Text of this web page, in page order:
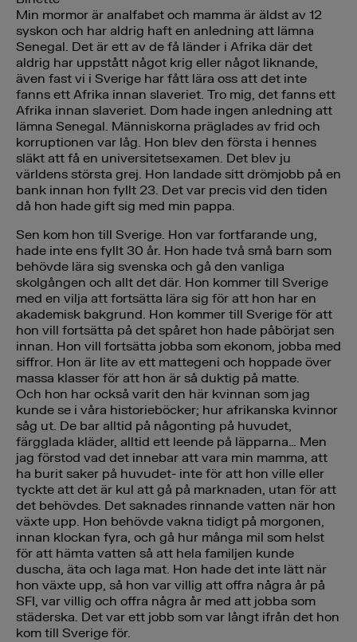
Min mormor är analfabet och mamma är äldst av 12
syskon och har aldrig haft en anledning att lämna
Senegal. Det är ett av de få länder i Afrika där det
aldrig har uppstått något krig eller något liknande,
även fast vi i Sverige har fått lära oss att det inte
fanns ett Afrika innan slaveriet. Tro mig, det fanns ett
Afrika innan slaveriet. Dom hade ingen anledning att
lämna Senegal. Människorna präglades av frid och
korruptionen var låg. Hon blev den första i hennes
släkt att få en universitetsexamen. Det blev ju
världens största grej. Hon landade sitt drömjobb på en
bank innan hon fyllt 23. Det var precis vid den tiden
då hon hade gift sig med min pappa.
Sen kom hon till Sverige. Hon var fortfarande ung,
hade inte ens fyllt 30 år. Hon hade två små barn som
behövde lära sig svenska och gå den vanliga
skolgången och allt det där. Hon kommer till Sverige
med en vilja att fortsätta lära sig för att hon har en
akademisk bakgrund. Hon kommer till Sverige för att
hon vill fortsätta på det spåret hon hade påbörjat sen
innan. Hon vill fortsätta jobba som ekonom, jobba med
siffror. Hon är lite av ett mattegeni och hoppade över
massa klasser för att hon är så duktig på matte.
Och hon har också varit den här kvinnan som jag
kunde se i våra historieböcker; hur afrikanska kvinnor
såg ut. De bar alltid på någonting på huvudet,
färgglada kläder, alltid ett leende på läpparna… Men
jag förstod vad det innebar att vara min mamma, att
ha burit saker på huvudet- inte för att hon ville eller
tyckte att det är kul att gå på marknaden, utan för att
det behövdes. Det saknades rinnande vatten när hon
växte upp. Hon behövde vakna tidigt på morgonen,
innan klockan fyra, och gå hur många mil som helst
för att hämta vatten så att hela familjen kunde
duscha, äta och laga mat. Hon hade det inte lätt när
hon växte upp, så hon var villig att offra några år på
SFI, var villig och offra några år med att jobba som
städerska. Det var ett jobb som var långt ifrån det hon
kom till Sverige för.